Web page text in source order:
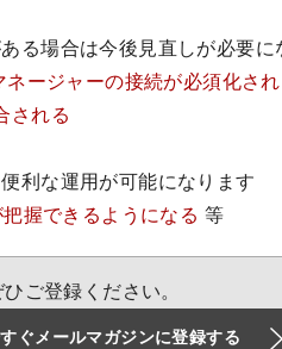
る場合は今後見直しが必要に
ージャーの接続が必須化され
される
利な運用が可能になります
握できるようになる 等
ご登録ください。
ぐメールマガジンに登録する